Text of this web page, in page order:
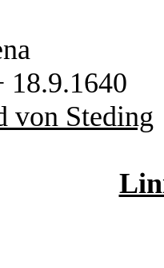
18.9.1640
von Steding